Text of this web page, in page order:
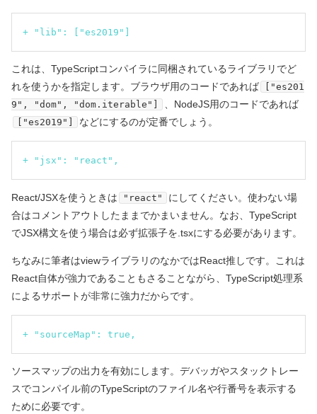
+ "lib": ["es2019"]
これは、TypeScriptコンパイラに同梱されているライブラリでど
れを使うかを指定します。ブラウザ用のコードであれば
["es201
9", "dom", "dom.iterable"]
、NodeJS用のコードであれば
["es2019"] などにするのが定番でしょう。
+ "jsx": "react",
React/JSXを使うときは "react"
にしてください。使わない場
合はコメントアウトしたままでかまいません。なお、TypeScript
でJSX構文を使う場合は必ず拡張子を.tsxにする必要があります。
ちなみに筆者はviewライブラリのなかではReact推しです。これは
React自体が強力であることもさることながら、TypeScript処理系
によるサポートが非常に強力だからです。
+ "sourceMap": true,
ソースマップの出力を有効にします。デバッガやスタックトレー
スでコンパイル前のTypeScriptのファイル名や行番号を表示する
ために必要です。